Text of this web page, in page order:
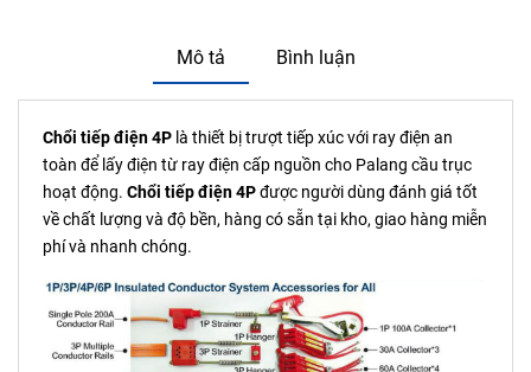
Mô tả Bình luận
Chổi tiếp điện 4P là thiết bị trượt tiếp xúc với ray điện an
toàn để lấy điện từ ray điện cấp nguồn cho Palang cầu trục
hoạt động. Chổi tiếp điện4Pđược người dùng đánh giá tốt
về chất lượng và độ bền, hàng có sẵn tại kho, giao hàng miễn
phí và nhanh chóng.